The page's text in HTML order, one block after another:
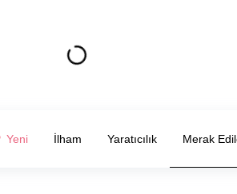
Yeni İlham Yaratıcılık Merak